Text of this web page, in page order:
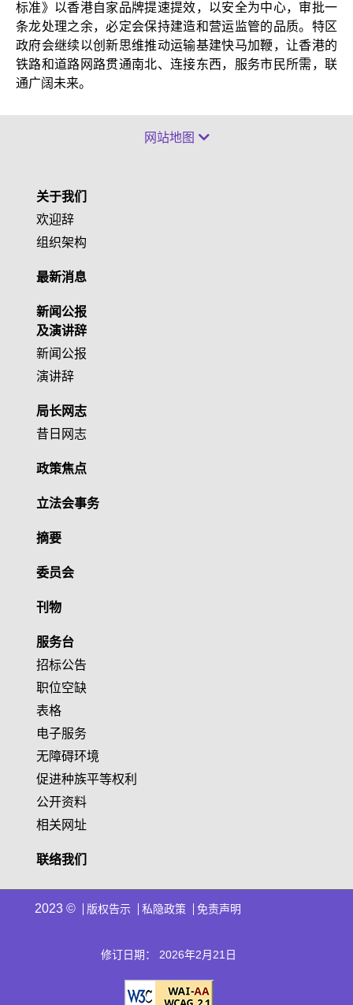
标准》以香港自家品牌提速提效，以安全为中心，审批一
条龙处理之余，必定会保持建造和营运监管的品质。特区
政府会继续以创新思维推动运输基建快马加鞭，让香港的
铁路和道路网路贯通南北、连接东西，服务市民所需，联
通广阔未来。
网站地图
关于我们
欢迎辞
组织架构
最新消息
新闻公报
及演讲辞
新闻公报
演讲辞
局长网志
昔日网志
政策焦点
立法会事务
摘要
委员会
刊物
服务台
招标公告
职位空缺
表格
电子服务
无障碍环境
促进种族平等权利
公开资料
相关网址
联络我们
2023 © 版权告示 私隐政策 免责声明
修订日期： 2026年2月21日